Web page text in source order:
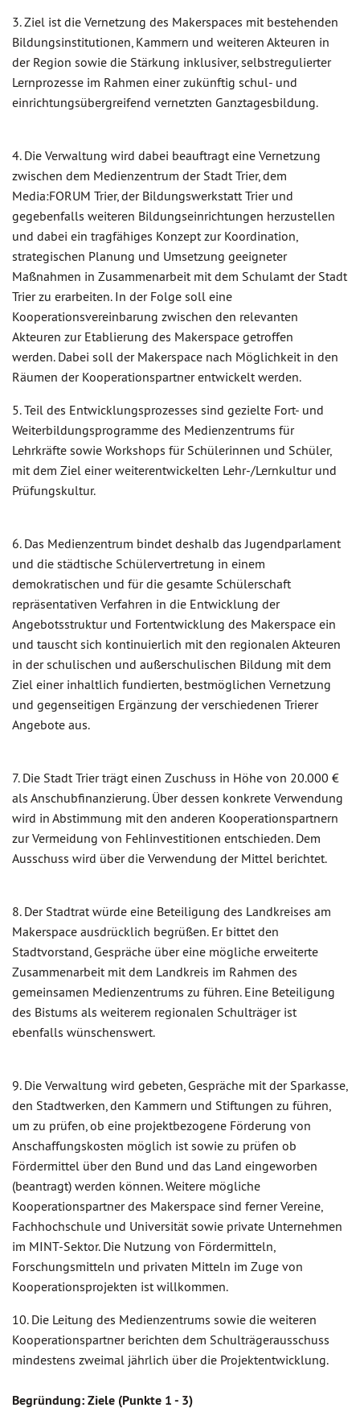
3. Ziel ist die Vernetzung des Makerspaces mit bestehenden
Bildungsinstitutionen, Kammern und weiteren Akteuren in
der Region sowie die Stärkung inklusiver, selbstregulierter
Lernprozesse im Rahmen einer zukünftig schul- und
einrichtungsübergreifend vernetzten Ganztagesbildung.
4. Die Verwaltung wird dabei beauftragt eine Vernetzung
zwischen dem Medienzentrum der Stadt Trier, dem
Media:FORUM Trier, der Bildungswerkstatt Trier und
gegebenfalls weiteren Bildungseinrichtungen herzustellen
und dabei ein tragfähiges Konzept zur Koordination,
strategischen Planung und Umsetzung geeigneter
Maßnahmen in Zusammenarbeit mit dem Schulamt der Stadt
Trier zu erarbeiten. In der Folge soll eine
Kooperationsvereinbarung zwischen den relevanten
Akteuren zur Etablierung des Makerspace getroffen
werden. Dabei soll der Makerspace nach Möglichkeit in den
Räumen der Kooperationspartner entwickelt werden.
5. Teil des Entwicklungsprozesses sind gezielte Fort- und
Weiterbildungsprogramme des Medienzentrums für
Lehrkräfte sowie Workshops für Schülerinnen und Schüler,
mit dem Ziel einer weiterentwickelten Lehr-/Lernkultur und
Prüfungskultur.
6. Das Medienzentrum bindet deshalb das Jugendparlament
und die städtische Schülervertretung in einem
demokratischen und für die gesamte Schülerschaft
repräsentativen Verfahren in die Entwicklung der
Angebotsstruktur und Fortentwicklung des Makerspace ein
und tauscht sich kontinuierlich mit den regionalen Akteuren
in der schulischen und außerschulischen Bildung mit dem
Ziel einer inhaltlich fundierten, bestmöglichen Vernetzung
und gegenseitigen Ergänzung der verschiedenen Trierer
Angebote aus.
7. Die Stadt Trier trägt einen Zuschuss in Höhe von 20.000 €
als Anschubfinanzierung. Über dessen konkrete Verwendung
wird in Abstimmung mit den anderen Kooperationspartnern
zur Vermeidung von Fehlinvestitionen entschieden. Dem
Ausschuss wird über die Verwendung der Mittel berichtet.
8. Der Stadtrat würde eine Beteiligung des Landkreises am
Makerspace ausdrücklich begrüßen. Er bittet den
Stadtvorstand, Gespräche über eine mögliche erweiterte
Zusammenarbeit mit dem Landkreis im Rahmen des
gemeinsamen Medienzentrums zu führen. Eine Beteiligung
des Bistums als weiterem regionalen Schulträger ist
ebenfalls wünschenswert.
9. Die Verwaltung wird gebeten, Gespräche mit der Sparkasse,
den Stadtwerken, den Kammern und Stiftungen zu führen,
um zu prüfen, ob eine projektbezogene Förderung von
Anschaffungskosten möglich ist sowie zu prüfen ob
Fördermittel über den Bund und das Land eingeworben
(beantragt) werden können. Weitere mögliche
Kooperationspartner des Makerspace sind ferner Vereine,
Fachhochschule und Universität sowie private Unternehmen
im MINT-Sektor. Die Nutzung von Fördermitteln,
Forschungsmitteln und privaten Mitteln im Zuge von
Kooperationsprojekten ist willkommen.
10. Die Leitung des Medienzentrums sowie die weiteren
Kooperationspartner berichten dem Schulträgerausschuss
mindestens zweimal jährlich über die Projektentwicklung.
Begründung: Ziele (Punkte 1 - 3)